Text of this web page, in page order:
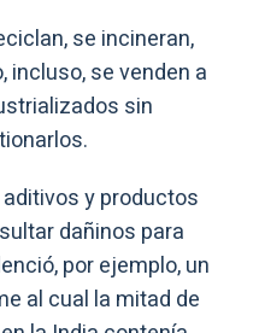
se incineran,
incluso, se venden a
sin
y productos
dañinos para
por ejemplo, un
al cual la mitad de